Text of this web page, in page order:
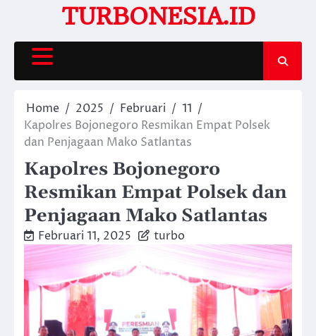
content
TURBONESIA.ID
Home 2025 Februari
11
Kapolres Bojonegoro Resmikan Empat Polsek
dan Penjagaan Mako Satlantas
Kapolres Bojonegoro
Resmikan Empat Polsek dan
Penjagaan Mako Satlantas
Februari 11, 2025 turbo